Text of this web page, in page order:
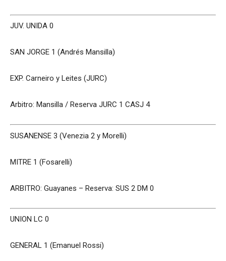
JUV. UNIDA 0
SAN JORGE 1 (Andrés Mansilla)
EXP. Carneiro y Leites (JURC)
Arbitro: Mansilla / Reserva JURC 1 CASJ 4
SUSANENSE 3 (Venezia 2 y Morelli)
MITRE 1 (Fosarelli)
ARBITRO: Guayanes – Reserva: SUS 2 DM 0
UNION LC 0
GENERAL 1 (Emanuel Rossi)